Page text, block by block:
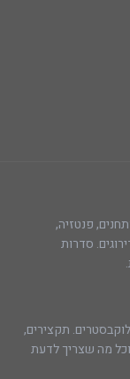
פנטזיה,
סדרות
תקצירים,
מה שצריך לדעת